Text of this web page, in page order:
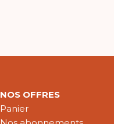
NOS OFFRES
Panier